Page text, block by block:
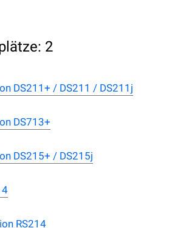
2
DS211+ / DS211 / DS211j
DS713+
DS215+ / DS215j
RS214